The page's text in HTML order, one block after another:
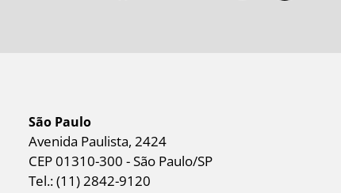
São Paulo
Avenida Paulista, 2424
CEP 01310-300 - São Paulo/SP
Tel.: (11) 2842-9120